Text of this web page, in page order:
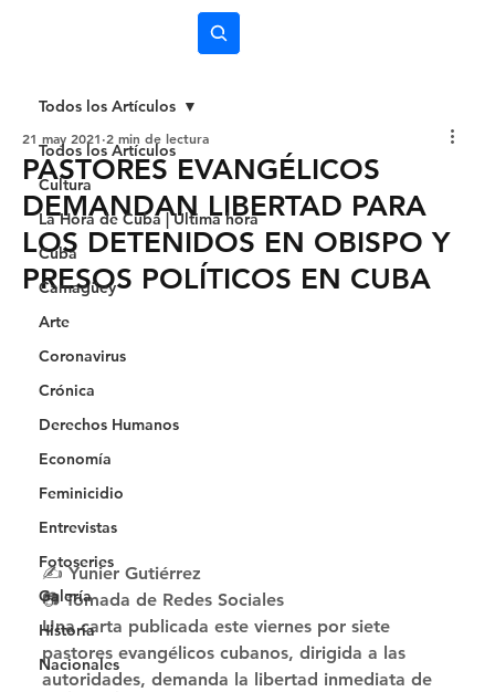
Todos los Artículos
Cultura
La Hora de Cuba | Última hora
Cuba
Camagüey
Arte
Coronavirus
Crónica
Derechos Humanos
Economía
Feminicidio
Entrevistas
Fotoseries
Galería
Historia
Nacionales
Todos los Artículos
PASTORES EVANGÉLICOS
DEMANDAN LIBERTAD PARA
LOS DETENIDOS EN OBISPO Y
PRESOS POLÍTICOS EN CUBA
21 may 2021 2 min de lectura
✍️ Yunier Gutiérrez
📷 Tomada de Redes Sociales
Una carta publicada este viernes por siete
pastores evangélicos cubanos, dirigida a las
autoridades, demanda la libertad inmediata de